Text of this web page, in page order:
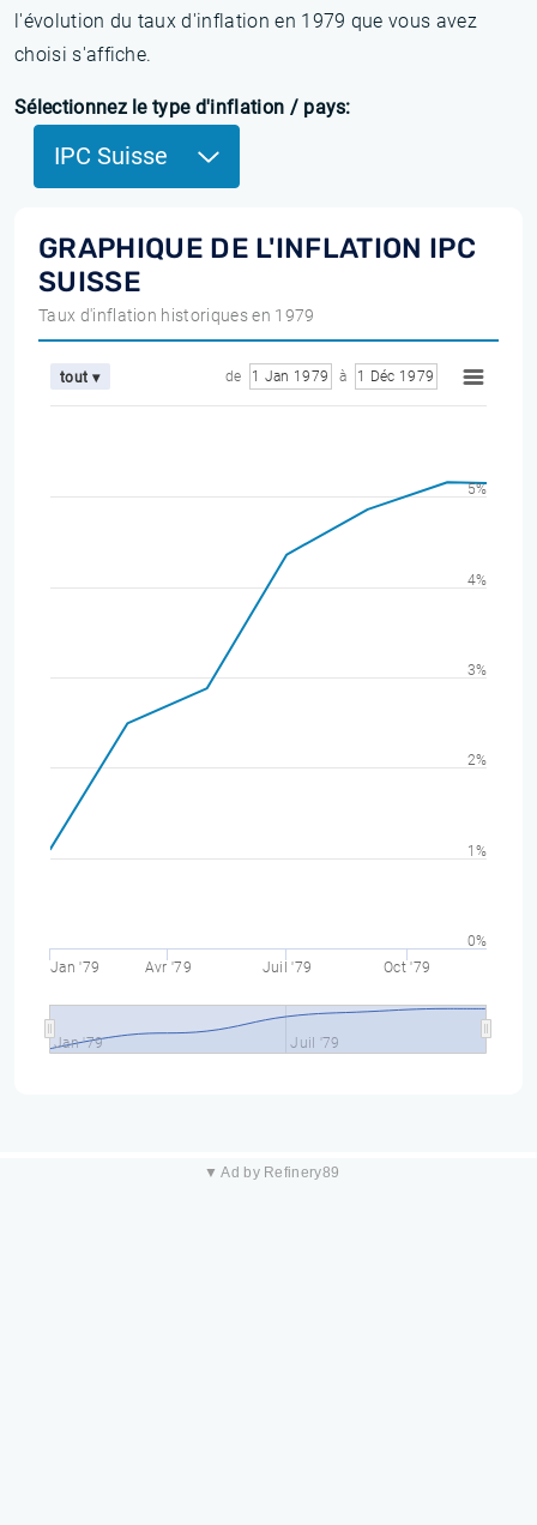
l'évolution du taux d'inflation en 1979 que vous avez
choisi s'affiche.
Sélectionnez le type d'inflation / pays:
IPC Suisse
GRAPHIQUE DE L'INFLATION IPC
SUISSE
Taux d'inflation historiques en 1979
tout ▾ de 1 Jan 1979 à 1 Déc 1979
Jan '79 Avr '79 Juil '79 Oct '79
Jan '79 Juil '79
0%
1%
2%
3%
4%
5%
▼ Ad by Refinery89